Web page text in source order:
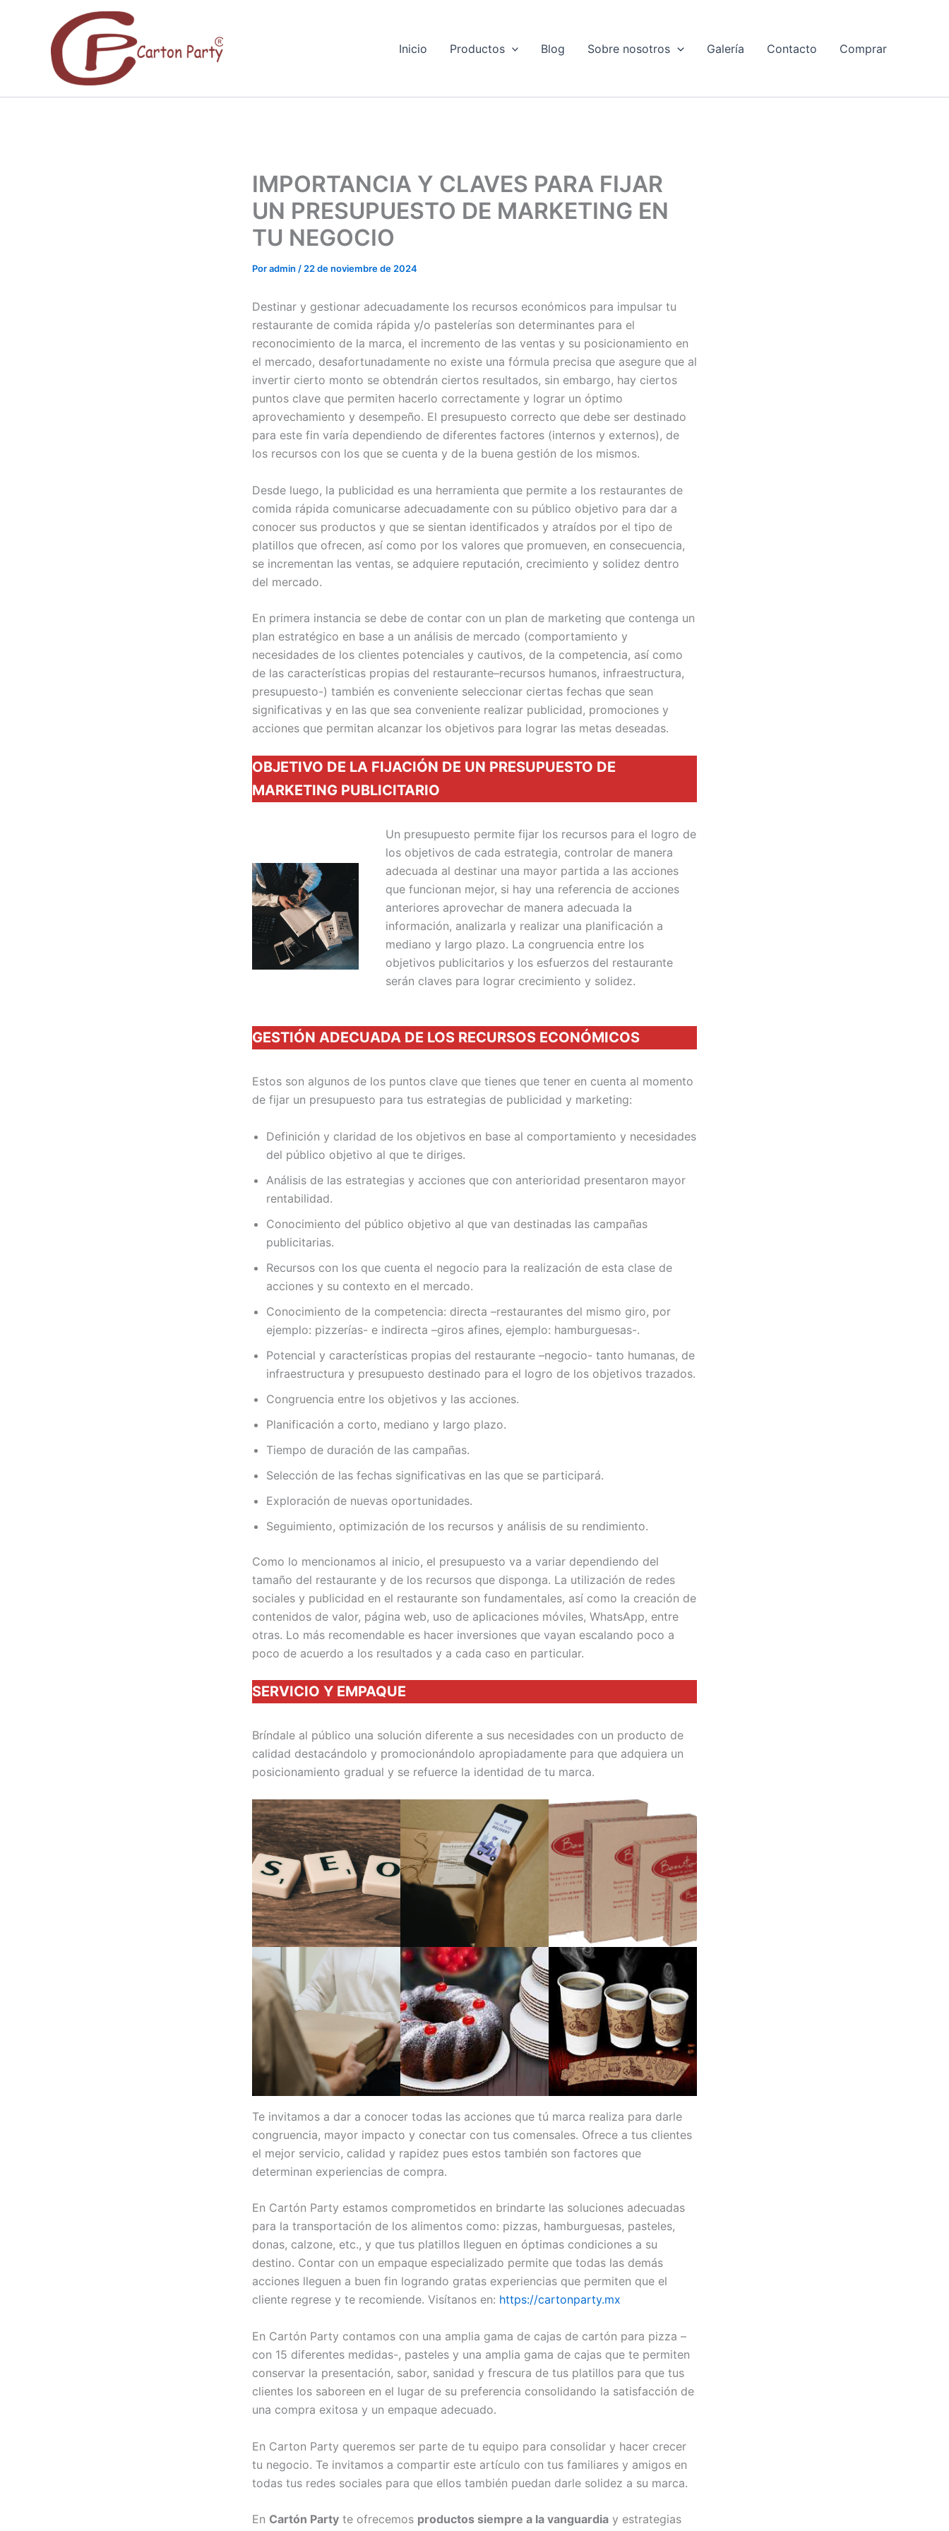
contenido
Inicio Productos Blog Sobre nosotros Galería Contacto Comprar
IMPORTANCIA Y CLAVES PARA FIJAR
UN PRESUPUESTO DE MARKETING EN
TU NEGOCIO
Poradmin / 22 de noviembre de 2024
Destinar y gestionar adecuadamente los recursos económicos para impulsar tu
restaurante de comida rápida y/o pastelerías son determinantes para el
reconocimiento de la marca, el incremento de las ventas y su posicionamiento en
el mercado, desafortunadamente no existe una fórmula precisa que asegure que al
invertir cierto monto se obtendrán ciertos resultados, sin embargo, hay ciertos
puntos clave que permiten hacerlo correctamente y lograr un óptimo
aprovechamiento y desempeño. El presupuesto correcto que debe ser destinado
para este fin varía dependiendo de diferentes factores (internos y externos), de
los recursos con los que se cuenta y de la buena gestión de los mismos.
Desde luego, la publicidad es una herramienta que permite a los restaurantes de
comida rápida comunicarse adecuadamente con su público objetivo para dar a
conocer sus productos y que se sientan identificados y atraídos por el tipo de
platillos que ofrecen, así como por los valores que promueven, en consecuencia,
se incrementan las ventas, se adquiere reputación, crecimiento y solidez dentro
del mercado.
En primera instancia se debe de contar con un plan de marketing que contenga un
plan estratégico en base a un análisis de mercado (comportamiento y
necesidades de los clientes potenciales y cautivos, de la competencia, así como
de las características propias del restaurante–recursos humanos, infraestructura,
presupuesto-) también es conveniente seleccionar ciertas fechas que sean
significativas y en las que sea conveniente realizar publicidad, promociones y
acciones que permitan alcanzar los objetivos para lograr las metas deseadas.
OBJETIVO DE LA FIJACIÓN DE UN PRESUPUESTO DE
MARKETING PUBLICITARIO
Un presupuesto permite fijar los recursos para el logro de
los objetivos de cada estrategia, controlar de manera
adecuada al destinar una mayor partida a las acciones
que funcionan mejor, si hay una referencia de acciones
anteriores aprovechar de manera adecuada la
información, analizarla y realizar una planificación a
mediano y largo plazo. La congruencia entre los
objetivos publicitarios y los esfuerzos del restaurante
serán claves para lograr crecimiento y solidez.
GESTIÓN ADECUADA DE LOS RECURSOS ECONÓMICOS
Estos son algunos de los puntos clave que tienes que tener en cuenta al momento
de fijar un presupuesto para tus estrategias de publicidad y marketing:
Definición y claridad de los objetivos en base al comportamiento y necesidades
del público objetivo al que te diriges.
Análisis de las estrategias y acciones que con anterioridad presentaron mayor
rentabilidad.
Conocimiento del público objetivo al que van destinadas las campañas
publicitarias.
Recursos con los que cuenta el negocio para la realización de esta clase de
acciones y su contexto en el mercado.
Conocimiento de la competencia: directa –restaurantes del mismo giro, por
ejemplo: pizzerías- e indirecta –giros afines, ejemplo: hamburguesas-.
Potencial y características propias del restaurante –negocio- tanto humanas, de
infraestructura y presupuesto destinado para el logro de los objetivos trazados.
Congruencia entre los objetivos y las acciones.
Planificación a corto, mediano y largo plazo.
Tiempo de duración de las campañas.
Selección de las fechas significativas en las que se participará.
Exploración de nuevas oportunidades.
Seguimiento, optimización de los recursos y análisis de su rendimiento.
Como lo mencionamos al inicio, el presupuesto va a variar dependiendo del
tamaño del restaurante y de los recursos que disponga. La utilización de redes
sociales y publicidad en el restaurante son fundamentales, así como la creación de
contenidos de valor, página web, uso de aplicaciones móviles, WhatsApp, entre
otras. Lo más recomendable es hacer inversiones que vayan escalando poco a
poco de acuerdo a los resultados y a cada caso en particular.
SERVICIO Y EMPAQUE
Bríndale al público una solución diferente a sus necesidades con un producto de
calidad destacándolo y promocionándolo apropiadamente para que adquiera un
posicionamiento gradual y se refuerce la identidad de tu marca.
Te invitamos a dar a conocer todas las acciones que tú marca realiza para darle
congruencia, mayor impacto y conectar con tus comensales. Ofrece a tus clientes
el mejor servicio, calidad y rapidez pues estos también son factores que
determinan experiencias de compra.
En Cartón Party estamos comprometidos en brindarte las soluciones adecuadas
para la transportación de los alimentos como: pizzas, hamburguesas, pasteles,
donas, calzone, etc., y que tus platillos lleguen en óptimas condiciones a su
destino. Contar con un empaque especializado permite que todas las demás
acciones lleguen a buen fin logrando gratas experiencias que permiten que el
cliente regrese y te recomiende. Visítanos en: https://cartonparty.mx
En Cartón Party contamos con una amplia gama de cajas de cartón para pizza –
con 15 diferentes medidas-, pasteles y una amplia gama de cajas que te permiten
conservar la presentación, sabor, sanidad y frescura de tus platillos para que tus
clientes los saboreen en el lugar de su preferencia consolidando la satisfacción de
una compra exitosa y un empaque adecuado.
En Carton Party queremos ser parte de tu equipo para consolidar y hacer crecer
tu negocio. Te invitamos a compartir este artículo con tus familiares y amigos en
todas tus redes sociales para que ellos también puedan darle solidez a su marca.
En Cartón Party te ofrecemos productos siempre a la vanguardia y estrategias